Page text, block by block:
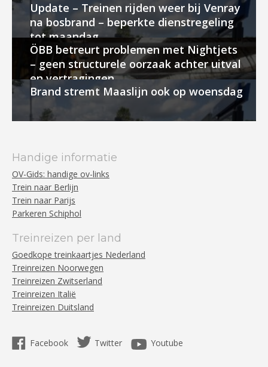
Update – Treinen rijden weer bij Venray
na bosbrand – beperkte dienstregeling
tot maandag
ÖBB betreurt problemen met Nightjets
– geen structurele oorzaak achter uitval
en vertragingen
Brand stremt Maaslijn ook op woensdag
Handige informatie
OV-Gids: handige ov-links
Trein naar Berlijn
Trein naar Parijs
Parkeren Schiphol
Treinreizen per land
Goedkope treinkaartjes Nederland
Treinreizen Noorwegen
Treinreizen Zwitserland
Treinreizen Italië
Treinreizen Duitsland
Facebook Twitter Youtube